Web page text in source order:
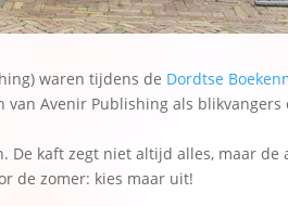
waren tijdens de Dordtse
Avenir Publishing als
kaft zegt niet altijd alles, maar
de zomer: kies maar uit!